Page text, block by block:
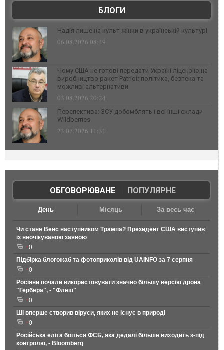
БЛОГИ
Надія лише на культ жінки в українській культурі
06.08.2026 08:49
Чому США не готові передати Україні ліцензію на
виробництво ракет Patriot: політика, безпека та
можливі альтернативи
03.08.2026 20:24
Перспектива: ЗСУ добомблять і всі інші склади
Wildberries
23.07.2026 11:31
ОБГОВОРЮВАНЕ| ПОПУЛЯРНЕ
День Місяць За весь час
Чи стане Венс наступником Трампа? Президент США виступив
із неочікуваною заявою
0
Підбірка блогожаб та фотоприколів від UAINFO за 7 серпня
0
Росіяни почали використовувати значно більшу версію дрона
"Гербера", - "Флеш"
0
ШІ вперше створив віруси, яких не існує в природі
0
Російська еліта боїться ФСБ, яка дедалі більше виходить з-під
контролю, - Bloomberg